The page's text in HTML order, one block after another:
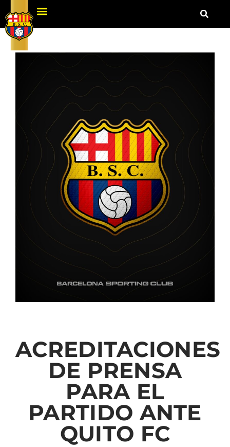
ACREDITACIONES
DE PRENSA
PARA EL
PARTIDO ANTE
QUITO FC